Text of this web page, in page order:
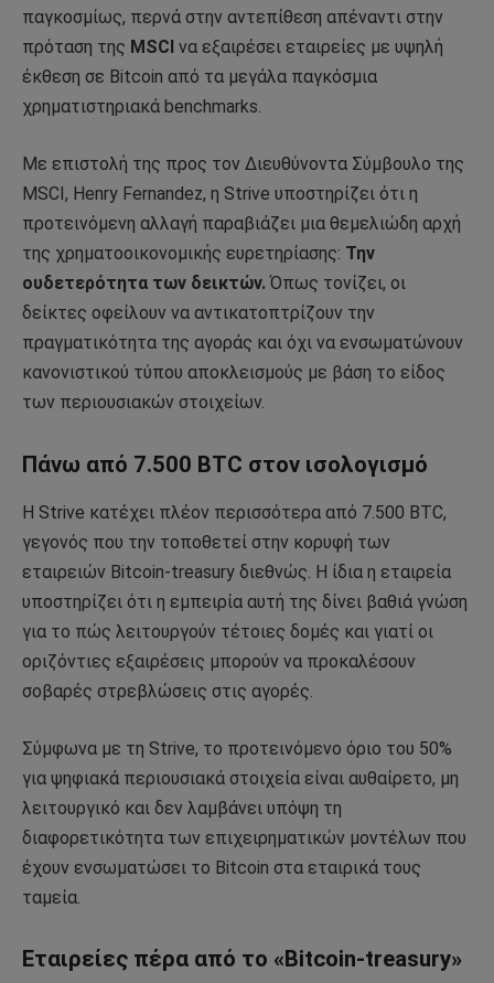
παγκοσμίως, περνά στην αντεπίθεση απέναντι στην
πρόταση της MSCI να εξαιρέσει εταιρείες με υψηλή
έκθεση σε Bitcoin από τα μεγάλα παγκόσμια
χρηματιστηριακά benchmarks.
Με επιστολή της προς τον Διευθύνοντα Σύμβουλο της
MSCI, Henry Fernandez, η Strive υποστηρίζει ότι η
προτεινόμενη αλλαγή παραβιάζει μια θεμελιώδη αρχή
της χρηματοοικονομικής ευρετηρίασης: Την
ουδετερότητα των δεικτών. Όπως τονίζει, οι
δείκτες οφείλουν να αντικατοπτρίζουν την
πραγματικότητα της αγοράς και όχι να ενσωματώνουν
κανονιστικού τύπου αποκλεισμούς με βάση το είδος
των περιουσιακών στοιχείων.
Πάνω από 7.500 BTC στον ισολογισμό
Η Strive κατέχει πλέον περισσότερα από 7.500 BTC,
γεγονός που την τοποθετεί στην κορυφή των
εταιρειών Bitcoin-treasury διεθνώς. Η ίδια η εταιρεία
υποστηρίζει ότι η εμπειρία αυτή της δίνει βαθιά γνώση
για το πώς λειτουργούν τέτοιες δομές και γιατί οι
οριζόντιες εξαιρέσεις μπορούν να προκαλέσουν
σοβαρές στρεβλώσεις στις αγορές.
Σύμφωνα με τη Strive, το προτεινόμενο όριο του 50%
για ψηφιακά περιουσιακά στοιχεία είναι αυθαίρετο, μη
λειτουργικό και δεν λαμβάνει υπόψη τη
διαφορετικότητα των επιχειρηματικών μοντέλων που
έχουν ενσωματώσει το Bitcoin στα εταιρικά τους
ταμεία.
Εταιρείες πέρα από το «Bitcoin-treasury»